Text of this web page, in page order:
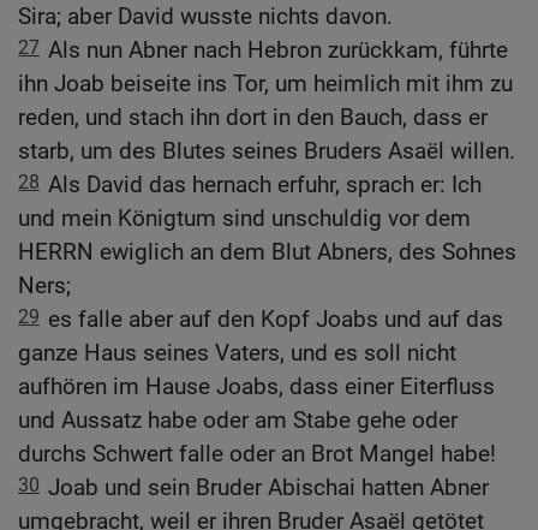
Sira; aber David wusste nichts davon.
27 Als nun Abner nach Hebron zurückkam, führte
ihn Joab beiseite ins Tor, um heimlich mit ihm zu
reden, und stach ihn dort in den Bauch, dass er
starb, um des Blutes seines Bruders Asaël willen.
28 Als David das hernach erfuhr, sprach er: Ich
und mein Königtum sind unschuldig vor dem
HERRN ewiglich an dem Blut Abners, des Sohnes
Ners;
29 es falle aber auf den Kopf Joabs und auf das
ganze Haus seines Vaters, und es soll nicht
aufhören im Hause Joabs, dass einer Eiterfluss
und Aussatz habe oder am Stabe gehe oder
durchs Schwert falle oder an Brot Mangel habe!
30 Joab und sein Bruder Abischai hatten Abner
umgebracht, weil er ihren Bruder Asaël getötet